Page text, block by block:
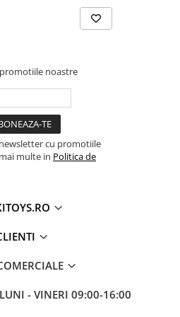
de jucarii educative care
mișcare și joacă activă
și 8 ani
utilizării trotinetelor
parc, curte sau pe alei
și ocazii speciale
noastre
cu promotiile
multe in Politica de
LUNI - VINERI 09:00-16:00